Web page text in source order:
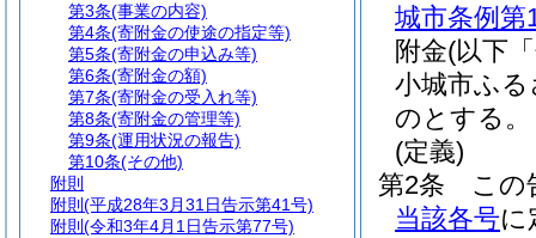
城市条例第
附金(以下
小城市ふ
のとする。
(定義)
第2条
この
当該各号に
第3条(事業の内容)
第4条(寄附金の使途の指定等)
第5条(寄附金の申込み等)
第6条(寄附金の額)
第7条(寄附金の受入れ等)
第8条(寄附金の管理等)
第9条(運用状況の報告)
第10条(その他)
附則
附則 (平成28年3月31日告示第41号)
附則 (令和3年4月1日告示第77号)